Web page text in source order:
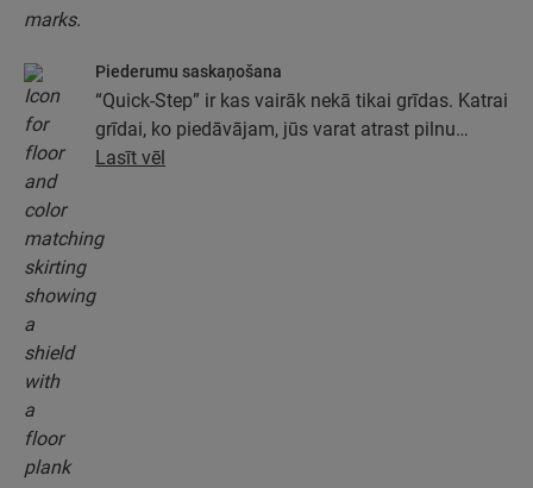
Piederumu saskaņošana
“Quick-Step” ir kas vairāk nekā tikai grīdas. Katrai
grīdai, ko piedāvājam, jūs varat atrast pilnu
piederumu kolekciju, tostarp pamatus, apdares
Lasīt vēl